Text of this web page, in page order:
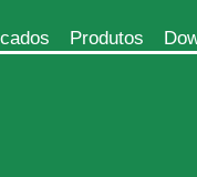
Produtos